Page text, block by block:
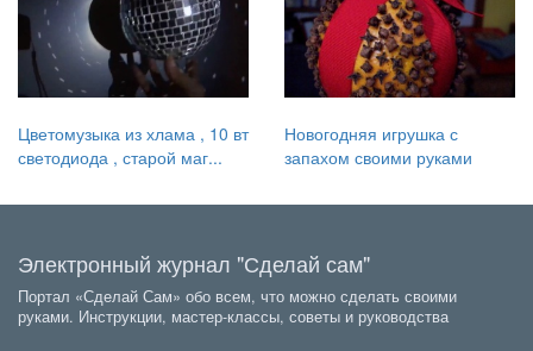
Цветомузыка из хлама , 10 вт
светодиода , старой маг...
Новогодняя игрушка с
запахом своими руками
Электронный журнал "Сделай сам"
Портал «Сделай Сам» обо всем, что можно сделать своими
руками. Инструкции, мастер-классы, советы и руководства